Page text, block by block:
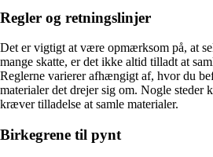
Regler og retningslinjer
Det er vigtigt at være opmærksom på, at
mange skatte, er det ikke altid tilladt at
Reglerne varierer afhængigt af, hvor du
materialer det drejer sig om. Nogle steder
kræver tilladelse at samle materialer.
Birkegrene til pynt